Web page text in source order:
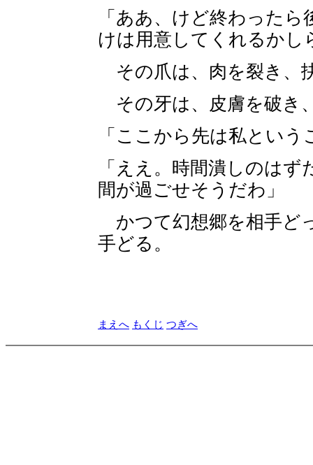
「ああ、けど終わった
けは用意してくれるかし
その爪は、肉を裂き、
その牙は、皮膚を破き
「ここから先は私とい
「ええ。時間潰しのは
間が過ごせそうだわ」
かつて幻想郷を相手ど
手どる。
まえへ もくじ つぎへ